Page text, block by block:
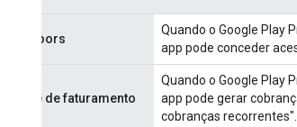
Backdoors
Quando o Google Play
app pode conceder
Fraude de faturamento
Quando o Google Play
app pode gerar
cobranças recorrentes".